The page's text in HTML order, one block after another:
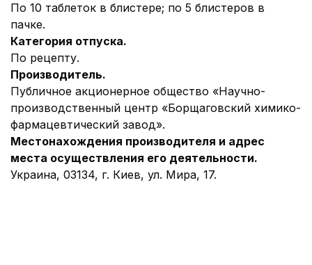
По 10 таблеток в блистере; по 5 блистеров в
пачке.
Категория отпуска.
По рецепту.
Производитель.
Публичное акционерное общество «Научно-
производственный центр «Борщаговский химико-
фармацевтический завод».
Местонахождения производителя и адрес
места осуществления его деятельности.
Украина, 03134, г. Киев, ул. Мира, 17.